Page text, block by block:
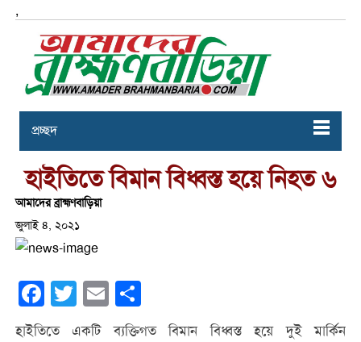
,
প্রচ্ছদ
হাইতিতে বিমান বিধ্বস্ত হয়ে নিহত ৬
আমাদের ব্রাহ্মণবাড়িয়া
জুলাই ৪, ২০২১
Facebook
Twitter Email
হাইতিতে একটি ব্যক্তিগত বিমান বিধ্বস্ত হয়ে দুই মার্কিন